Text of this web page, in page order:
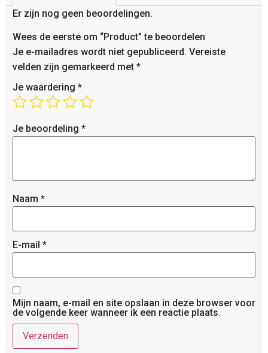
Er zijn nog geen beoordelingen.
Wees de eerste om “Product” te beoordelen
Je e-mailadres wordt niet gepubliceerd. Vereiste
velden zijn gemarkeerd met *
Je waardering *
Je beoordeling *
Naam *
E-mail *
Mijn naam, e-mail en site opslaan in deze browser voor
de volgende keer wanneer ik een reactie plaats.